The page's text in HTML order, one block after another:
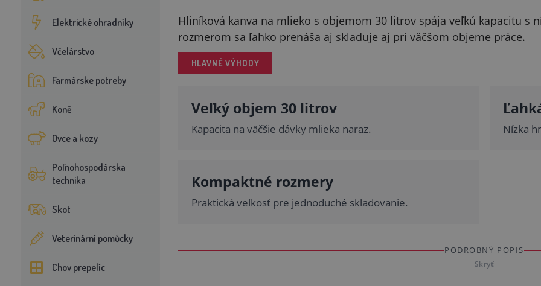
Elektrické ohradníky
Včelárstvo
Farmárske potreby
Koně
Ovce a kozy
Poľnohospodárska
technika
Skot
Veterinární pomůcky
Chov prepelíc
Hliníková kanva na mlieko s objemom 30 litrov spája veľkú kapacitu s
rozmerom sa ľahko prenáša aj skladuje aj pri väčšom objeme práce.
HLAVNÉ VÝHODY
Veľký objem 30 litrov
Kapacita na väčšie dávky mlieka naraz. Nízka
Kompaktné rozmery
Praktická veľkosť pre jednoduché skladovanie.
PODROBNÝ POPIS
Skryť